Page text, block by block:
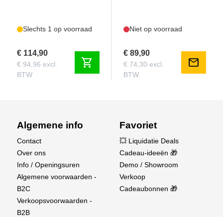
Slechts 1 op voorraad
€ 114,90
€ 94,96 excl.
BTW
shopping_cart
Niet op voorraad
€ 89,90
€ 74,30 excl.
BTW
mail
Algemene info
Contact
Over ons
Info / Openingsuren
Algemene voorwaarden -
B2C
Verkoopsvoorwaarden -
B2B
Favoriet
💥 Liquidatie Deals
Cadeau-ideeën 🎁
Demo / Showroom
Verkoop
Cadeaubonnen 🎁